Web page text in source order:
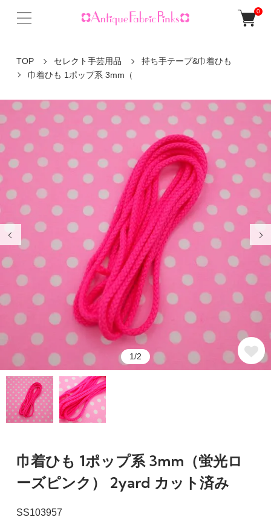
0
TOP セレクト手芸用品
持ち手テープ&巾着ひも
巾着ひも 1ポップ系 3mm（
1/2
巾着ひも 1ポップ系 3mm（蛍光ロ
ーズピンク） 2yard カット済み
SS103957